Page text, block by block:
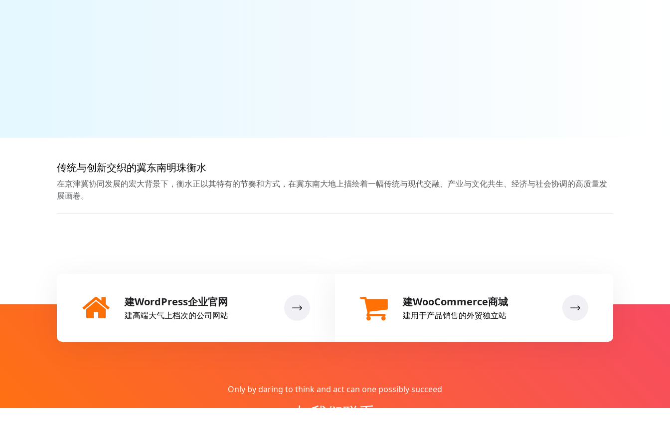
传统与创新交织的冀东南明珠衡水
在京津冀协同发展的宏大背景下，衡水正以其特有的节奏和方式，在冀东南大地上描绘着一幅传统与现代交融、产业与文化共生、经济与社会协调的高质量发
展画卷。
建WordPress企业官网
建高端大气上档次的公司网站
建WooCommerce商城
建用于产品销售的外贸独立站
Only by daring to think and act can one possibly succeed
与我们联系